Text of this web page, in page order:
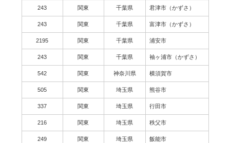
243 関東 千葉県 君津市（かずさ）
243 関東 千葉県 富津市（かずさ）
2195 関東 千葉県 浦安市
243 関東 千葉県 袖ヶ浦市（かずさ）
542 関東 神奈川県 横須賀市
505 関東 埼玉県 熊谷市
337 関東 埼玉県 行田市
216 関東 埼玉県 秩父市
249 関東 埼玉県 飯能市